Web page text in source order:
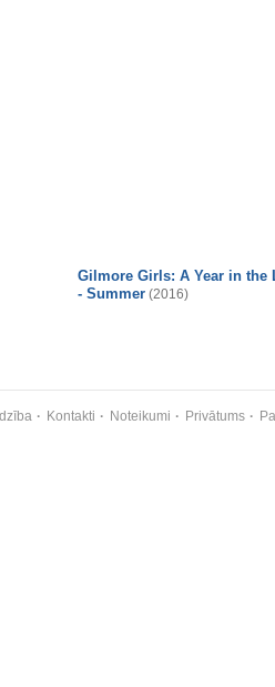
Gilmore Girls: A Year in the
- Summer (2016)
Kontakti Noteikumi Privātums